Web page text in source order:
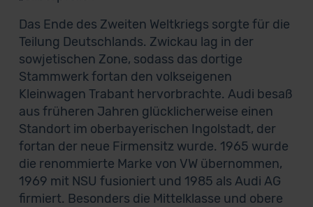
Das Ende des Zweiten Weltkriegs sorgte für die
Teilung Deutschlands. Zwickau lag in der
sowjetischen Zone, sodass das dortige
Stammwerk fortan den volkseigenen
Kleinwagen Trabant hervorbrachte. Audi besaß
aus früheren Jahren glücklicherweise einen
Standort im oberbayerischen Ingolstadt, der
fortan der neue Firmensitz wurde. 1965 wurde
die renommierte Marke von VW übernommen,
1969 mit NSU fusioniert und 1985 als Audi AG
firmiert. Besonders die Mittelklasse und obere